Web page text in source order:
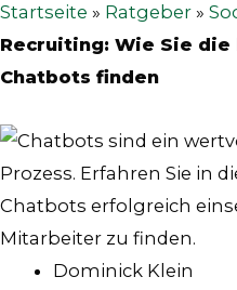
Startseite » Ratgeber »
Recruiting: Wie Sie
Chatbots finden
Dominick Klein